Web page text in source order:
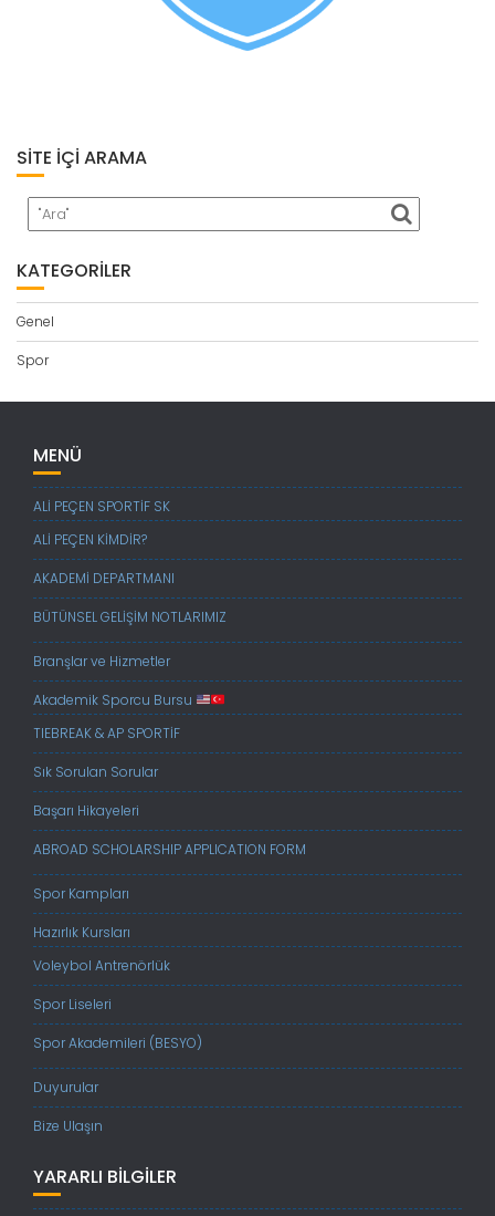
SITE İÇI ARAMA
KATEGORILER
Genel
Spor
MENÜ
ALİ PEÇEN SPORTİF SK
ALİ PEÇEN KİMDİR?
AKADEMİ DEPARTMANI
BÜTÜNSEL GELİŞİM NOTLARIMIZ
Branşlar ve Hizmetler
Akademik Sporcu Bursu
TIEBREAK & AP SPORTİF
Sık Sorulan Sorular
Başarı Hikayeleri
ABROAD SCHOLARSHIP APPLICATION FORM
Spor Kampları
Hazırlık Kursları
Voleybol Antrenörlük
Spor Liseleri
Spor Akademileri (BESYO)
Duyurular
Bize Ulaşın
YARARLI BILGILER